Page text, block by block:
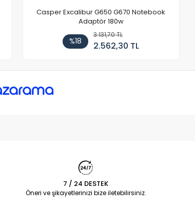
Casper Excalibur G650 G670 Notebook
Adaptör 180w
%18
3.131,70 TL
2.562,30 TL
7 / 24 DESTEK
Öneri ve şikayetlerinizi bize iletebilirsiniz.